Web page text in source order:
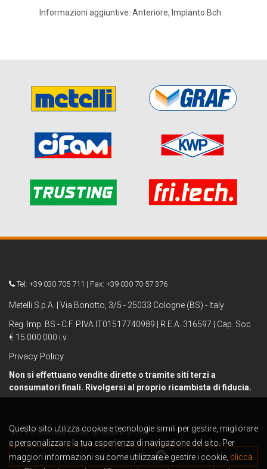
Informazioni aggiuntive: Anteriore, Impianto Bch
Tel: +39 030 705 711 | Fax: +39 030 70 57 376
Metelli S.p.A. | Via Bonotto, 3/5 - 25033 Cologne (BS) - Italy
Reg. Imp. BS - C.F. P.IVA IT01517740989 | R.E.A. 316597 | Cap. Soc.
€ 15.000.000 i.v.
Privacy Policy
Non si effettuano vendite dirette o tramite siti terzi a
consumatori finali. Rivolgersi al proprio ricambista di fiducia.
Iscriviti alla newsletter di Metelli Group
REGISTRATI
Questo sito utilizza cookie e tecnologie simili per gestire, migliorare
e personalizzare la tua esperienza di navigazione del sito. Per
maggiori informazioni su come utilizzare e gestire i cookie, clicca